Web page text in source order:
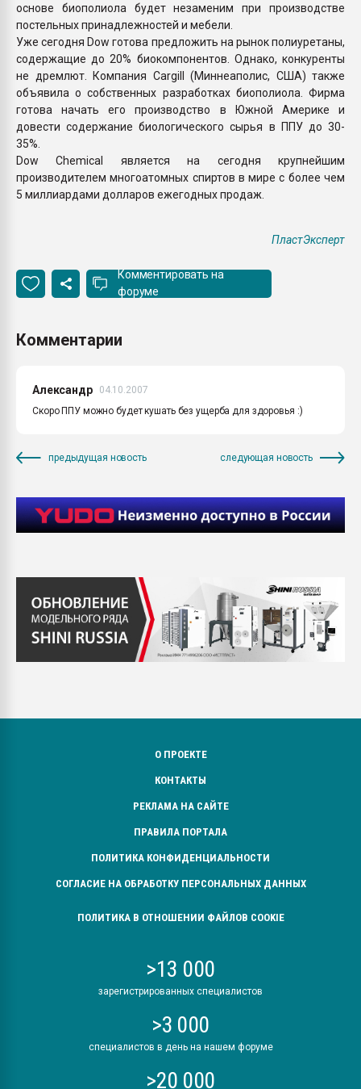
основе биополиола будет незаменим при производстве
постельных принадлежностей и мебели.
Уже сегодня Dow готова предложить на рынок полиуретаны,
содержащие до 20% биокомпонентов. Однако, конкуренты
не дремлют. Компания Cargill (Миннеаполис, США) также
объявила о собственных разработках биополиола. Фирма
готова начать его производство в Южной Америке и
довести содержание биологического сырья в ППУ до 30-
35%.
Dow Chemical является на сегодня крупнейшим
производителем многоатомных спиртов в мире с более чем
5 миллиардами долларов ежегодных продаж.
ПластЭксперт
Комментировать на
форуме
Комментарии
Александр
04.10.2007
Скоро ППУ можно будет кушать без ущерба для здоровья :)
предыдущая новость следующая новость
О ПРОЕКТЕ
КОНТАКТЫ
РЕКЛАМА НА САЙТЕ
ПРАВИЛА ПОРТАЛА
ПОЛИТИКА КОНФИДЕНЦИАЛЬНОСТИ
СОГЛАСИЕ НА ОБРАБОТКУ ПЕРСОНАЛЬНЫХ ДАННЫХ
ПОЛИТИКА В ОТНОШЕНИИ ФАЙЛОВ COOKIE
>13 000
зарегистрированных специалистов
>3 000
специалистов в день на нашем форуме
>20 000